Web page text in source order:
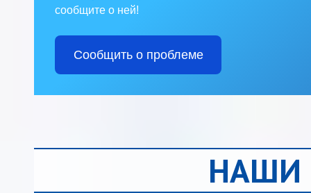
сообщите о ней!
Сообщить о проблеме
НАШИ